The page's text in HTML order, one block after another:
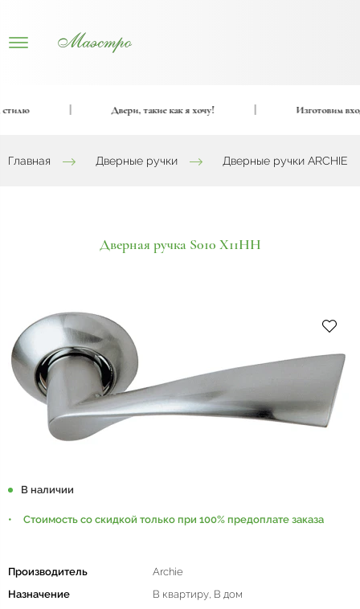
Двери, такие как я хочу! Изготовим
Главная Дверные ручки Дверные ручки ARCHIE
Дверная ручка S010 X11HH
В наличии
Стоимость со скидкой только при 100% предоплате заказа
Производитель
Archie
Назначение
В квартиру, В дом